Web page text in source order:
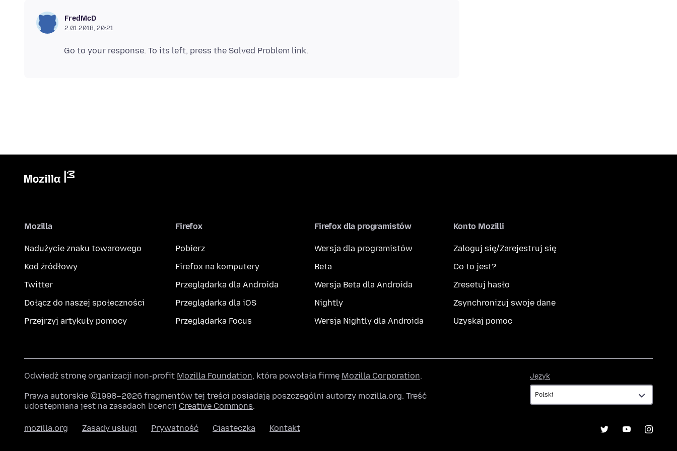
FredMcD
2.01.2018, 20:21
Mozilla
Nadużycie znaku towarowego
Kod źródłowy
Twitter
Dołącz do naszej społeczności
Przejrzyj artykuły pomocy
Firefox
Pobierz
Firefox na komputery
Przeglądarka dla Androida
Przeglądarka dla iOS
Przeglądarka Focus
Firefox dla programistów
Wersja dla programistów
Beta
Wersja Beta dla Androida
Nightly
Wersja Nightly dla Androida
Konto Mozilli
Zaloguj się/Zarejestruj się
Co to jest?
Zresetuj hasło
Zsynchronizuj swoje dane
Uzyskaj pomoc
Język
Odwiedź stronę organizacji non-profit Mozilla Foundation, która powołała firmę Mozilla Corporation.
Prawa autorskie ©1998–2026 fragmentów tej treści posiadają poszczególni autorzy mozilla.org. Treść
udostępniana jest na zasadach licencji Creative Commons.
mozilla.org Zasady usługi Prywatność Ciasteczka Kontakt